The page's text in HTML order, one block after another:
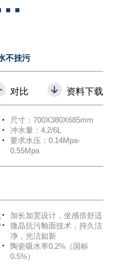
不挂污
资料下载
对比
尺寸：700X380X685mm
冲水量：4.2/6L
要求水压：0.14Mpa-
0.55Mpa
加长加宽设计，坐感倍舒适
微晶抗污釉面技术，持久洁
净，光洁如新
陶瓷吸水率0.2%（国标
0.5%）